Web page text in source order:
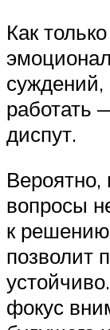
Как
работать
диспут.
Вероятно,
вопросы
к решению
позволит
фокус